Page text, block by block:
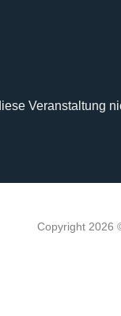
Veranstaltung
Copyright 2026